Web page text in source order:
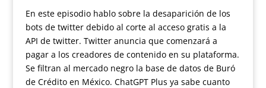
En este episodio hablo sobre la desaparición de los
bots de twitter debido al corte al acceso gratis a la
API de twitter. Twitter anuncia que comenzará a
pagar a los creadores de contenido en su plataforma.
Se filtran al mercado negro la base de datos de Buró
de Crédito en México. ChatGPT Plus ya sabe cuanto